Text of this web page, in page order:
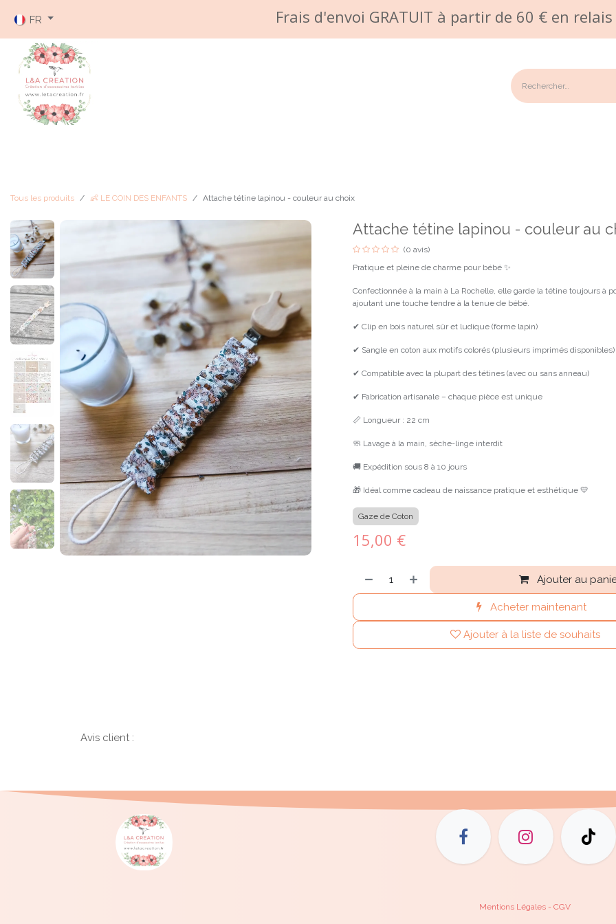
FR Frais d'envoi GRATUIT à partir de 60 € en
Tous les produits 👶 LE COIN DES ENFANTS Attache tétine lapinou - couleur au choix
Attache tétine lapinou - couleur au
(0 avis)
Pratique et pleine de charme pour bébé ✨
Confectionnée à la main à La Rochelle, elle garde la tétine toujours à
ajoutant une touche tendre à la tenue de bébé.
✔ Clip en bois naturel sûr et ludique (forme lapin)
✔ Sangle en coton aux motifs colorés (plusieurs imprimés disponibles)
✔ Compatible avec la plupart des tétines (avec ou sans anneau)
✔ Fabrication artisanale – chaque pièce est unique
📏 Longueur : 22 cm
🧼 Lavage à la main, sèche-linge interdit
🚚 Expédition sous 8 à 10 jours
🎁 Idéal comme cadeau de naissance pratique et esthétique 💛
Gaze de Coton
15,00 €
Ajouter au
Acheter maintenant
Ajouter à la liste de souhaits
Avis client :
Mentions Légales - CGV